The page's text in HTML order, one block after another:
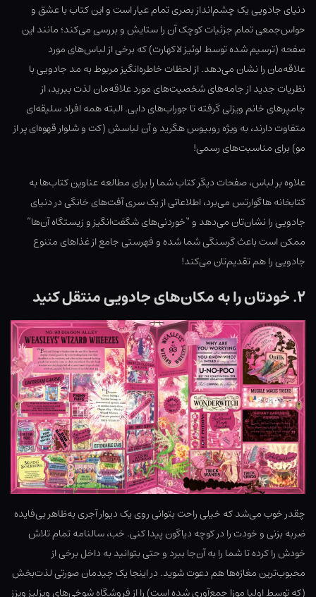
دنیای جادویی یک چشم‌انداز بصری تمام عیار است و این کتاب با عشق و
حواس‌جمعی تمام جزئیات کوچک آن را ستایش و بررسی می‌کند؛ مانند این
صفحه (ترسیم شده توسط لوئیز لاکهارت) که برخی از لباس‌های مورد
علاقه‌مان را نشان می‌دهد. از لحظات خاطره‌انگیز مربوط به مد جادویی با
نظریات جدید از جامه‌های شخصیت‌های مورد علاقه‌مان لذت ببرید، از
جامپرهای خانم ویزلی گرفته تا جوراب‌های دابی. البته همه افراد سلیقه‌ای
متفاوت دارند، به ویژه روبیوس هگرید و آن لباسش (کت و شلوار قهوه‌ای پر از
مو) برای مناسبت‌های رسمی!
علاوه بر لباس، صفحات دیگر کتاب شما را برای مطالعه عناوین کتاب‌ها به
کتابخانه هاگوارتس می‌برد، اطلاعاتی از یک سری آفت‌های خانگی در دنیای
جادویی را نشان‌تان می‌دهد و “خوردنی‌های شگفت‌انگیز و زیستگاه آن‌ها”
ممکن است باعث گرسنگی شما شده و فهرستی جامع از غذاهای متنوع
جادویی را هم تقدیم‌تان می‌کند!
۲. خودتان را به مکان‌های جادویی منتقل کنید
چقدر خوب می‌شد که خیلی راحت بتوانی روی یک دیوار آجری به‌ظاهر بی‌فایده
ضربه بزنی و خودت را در کوچه دیاگون پیدا کنی. خب، سالنامه تمام تلاش
خودش را کرده تا شما را به آن‌جا ببرد و حتی بتوانید به داخل برخی از
محبوب‌ترین مغازه‌ها هم دعوت شوید. در اینجا یک چیدمان صورتی لذت‌بخش
(که توسط اولیا موزا جمع‌آوری شده است) را از فروشگاه شوخی‌های ویزلیز ویزز